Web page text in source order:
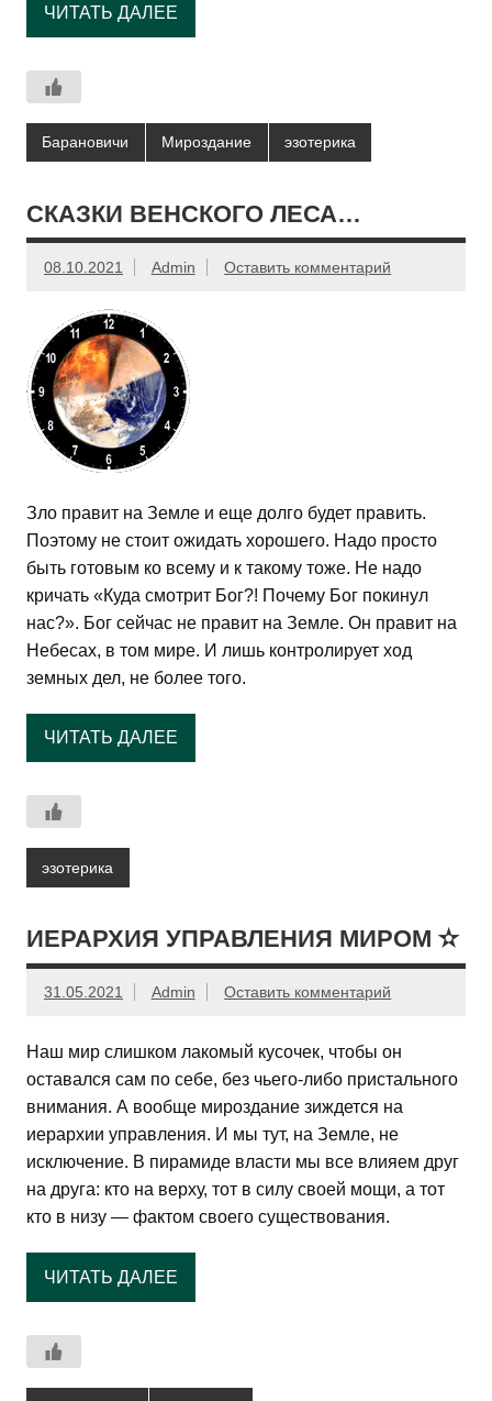
ЧИТАТЬ ДАЛЕЕ
Барановичи Мироздание эзотерика
СКАЗКИ ВЕНСКОГО ЛЕСА…
08.10.2021 Admin Оставить комментарий
Зло правит на Земле и еще долго будет править.
Поэтому не стоит ожидать хорошего. Надо просто
быть готовым ко всему и к такому тоже. Не надо
кричать «Куда смотрит Бог?! Почему Бог покинул
нас?». Бог сейчас не правит на Земле. Он правит на
Небесах, в том мире. И лишь контролирует ход
земных дел, не более того.
ЧИТАТЬ ДАЛЕЕ
эзотерика
ИЕРАРХИЯ УПРАВЛЕНИЯ МИРОМ ✫
31.05.2021 Admin Оставить комментарий
Наш мир слишком лакомый кусочек, чтобы он
оставался сам по себе, без чьего-либо пристального
внимания. А вообще мироздание зиждется на
иерархии управления. И мы тут, на Земле, не
исключение. В пирамиде власти мы все влияем друг
на друга: кто на верху, тот в силу своей мощи, а тот
кто в низу — фактом своего существования.
ЧИТАТЬ ДАЛЕЕ